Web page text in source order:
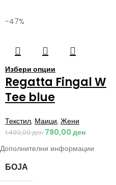
-47%
Избери опции
Regatta Fingal W
Tee blue
Текстил, Маици, Жени
1.490,00ден 790,00 ден
Дополнителни информации
БОЈА